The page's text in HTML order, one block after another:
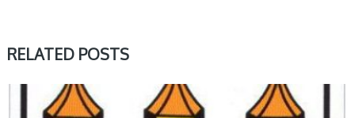
RELATED POSTS
MAŁE ARKANA